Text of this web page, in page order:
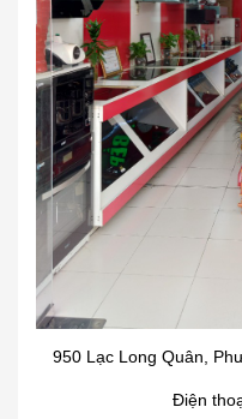
950 Lạc Long Quân,
Điện